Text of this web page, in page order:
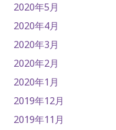
2020年5月
2020年4月
2020年3月
2020年2月
2020年1月
2019年12月
2019年11月